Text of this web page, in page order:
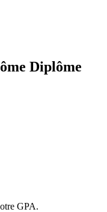
Diplôme
GPA.